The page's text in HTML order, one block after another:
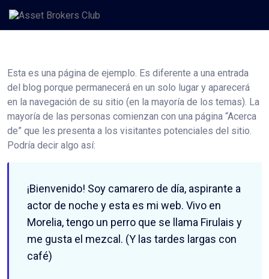
Esta es una página de ejemplo. Es diferente a una entrada
del blog porque permanecerá en un solo lugar y aparecerá
en la navegación de su sitio (en la mayoría de los temas). La
mayoría de las personas comienzan con una página “Acerca
de” que les presenta a los visitantes potenciales del sitio.
Podría decir algo así:
¡Bienvenido! Soy camarero de día, aspirante a
actor de noche y esta es mi web. Vivo en
Morelia, tengo un perro que se llama Firulais y
me gusta el mezcal. (Y las tardes largas con
café)